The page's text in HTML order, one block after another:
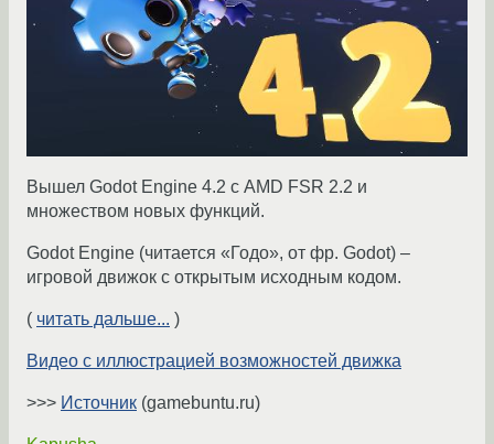
Вышел Godot Engine 4.2 с AMD FSR 2.2 и
множеством новых функций.
Godot Engine (читается «Годо», от фр. Godot) –
игровой движок с открытым исходным кодом.
( читать дальше... )
Видео с иллюстрацией возможностей движка
>>> Источник (gamebuntu.ru)